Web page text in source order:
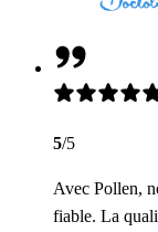
5/5
Avec Pollen,
fiable. La